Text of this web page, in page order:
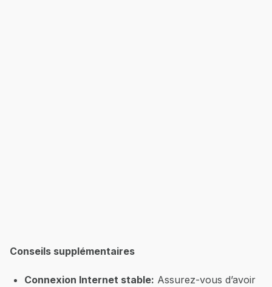
Conseils supplémentaires
Connexion Internet stable: Assurez-vous d’avoir